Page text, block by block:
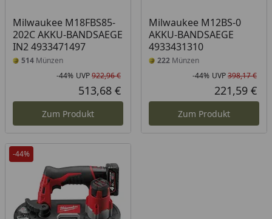
Milwaukee M18FBS85-
202C AKKU-BANDSAEGE
IN2 4933471497
514 Münzen
Rabatt in Prozent
-44%
Ursprünglicher Preis
UVP922,96 €
Aktueller Preis
513,68 €
Zum Produkt
Milwaukee M12BS-0
AKKU-BANDSAEGE
4933431310
222Münzen
-44% UVP398,17 €
221,59 €
Zum Produkt
-44%